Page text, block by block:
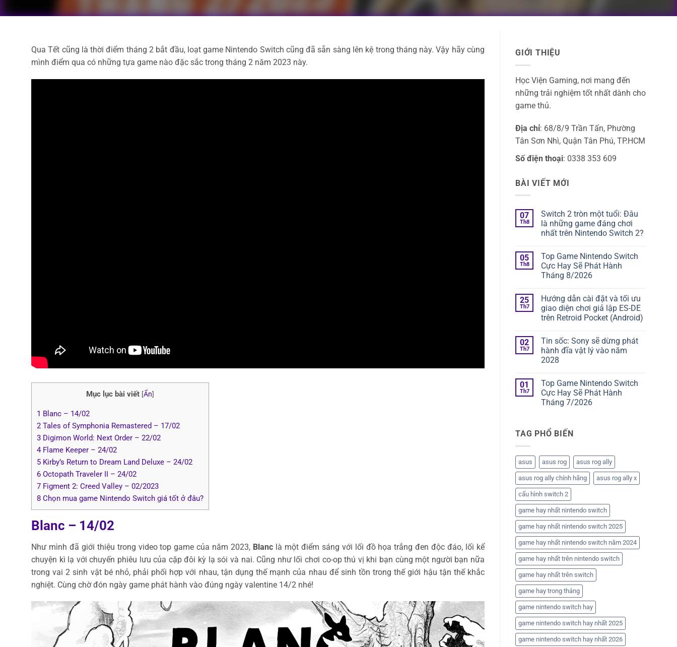
Qua Tết cũng là thời điểm tháng 2 bắt đầu, loạt game Nintendo Switch cũng đã sẵn sàng lên kệ trong tháng này. Vậy hãy cùng
mình điểm qua có những tựa game nào đặc sắc trong tháng 2 năm 2023 này.
Mục lục bài viết [Ẩn]
1 Blanc – 14/02
2 Tales of Symphonia Remastered – 17/02
3 Digimon World: Next Order – 22/02
4Flame Keeper – 24/02
5 Kirby’s Return to Dream Land Deluxe – 24/02
6 Octopath Traveler II – 24/02
7 Figment 2: Creed Valley – 02/2023
8 Chọn mua game Nintendo Switch giá tốt ở đâu?
Blanc – 14/02
Như mình đã giới thiệu trong video top game của năm 2023, Blanc là một điểm sáng với lối đồ họa trắng đen độc đáo, lối kể
chuyện kì lạ với chuyến phiêu lưu của cặp đôi kỳ lạ sói và nai. Cũng như lối chơi co-op thú vị khi bạn cùng một người bạn nữa
trong vai 2 sinh vật bé nhỏ, phải phối hợp với nhau, tận dụng thế mạnh của nhau để sinh tồn trong thế giới hậu tận thế khắc
nghiệt. Cùng chờ đón ngày game phát hành vào đúng ngày valentine 14/2 nhé!
GIỚI THIỆU
Học Viện Gaming, nơi mang đến
những trải nghiệm tốt nhất dành cho
game thủ.
Địa chỉ: 68/8/9 Trần Tấn, Phường
Tân Sơn Nhì, Quận Tân Phú, TP.HCM
Số điện thoại: 0338 353 609
BÀI VIẾT MỚI
07
Th8
Switch 2 tròn một tuổi: Đâu
là những game đáng chơi
nhất trên Nintendo Switch 2?
05
Th8
Top Game Nintendo Switch
Cực Hay Sẽ Phát Hành
Tháng 8/2026
25
Th7
Hướng dẫn cài đặt và tối ưu
giao diện chơi giả lập ES-DE
trên Retroid Pocket (Android)
02
Th7
Tin sốc: Sony sẽ dừng phát
hành đĩa vật lý vào năm
2028
01
Th7
Top Game Nintendo Switch
Cực Hay Sẽ Phát Hành
Tháng 7/2026
TAG PHỔ BIẾN
asus asus rog asus rog ally
asus rog ally chính hãng asus rog ally x
cấu hình switch 2
game hay nhất nintendo switch
game hay nhất nintendo switch 2025
game hay nhất nintendo switch năm 2024
game hay nhất trên nintendo switch
game hay nhất trên switch
game hay trong tháng
game nintendo switch hay
game nintendo switch hay nhất 2025
game nintendo switch hay nhất 2026